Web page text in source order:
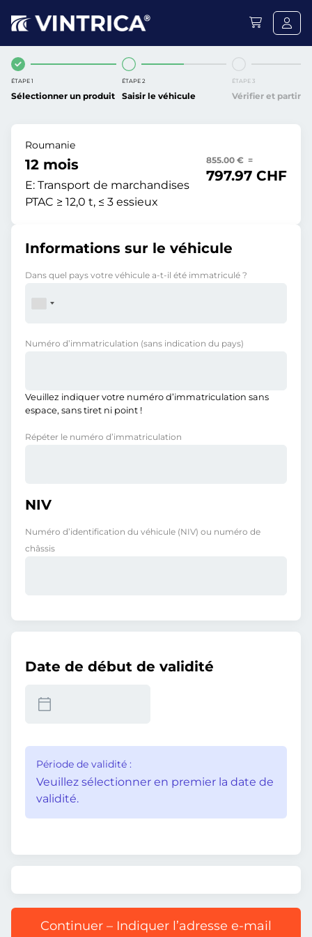
ÉTAPE 1
Sélectionner un produit
ÉTAPE 2
Saisir le véhicule
ÉTAPE 3
Vérifier et partir
Roumanie
12 mois
E: Transport de marchandises
PTAC ≥ 12,0 t, ≤ 3 essieux
855.00 € =
797.97 CHF
Informations sur le véhicule
Dans quel pays votre véhicule a-t-il été immatriculé ?
Numéro d’immatriculation (sans indication du pays)
Veuillez indiquer votre numéro d’immatriculation sans
espace, sans tiret ni point !
Répéter le numéro d’immatriculation
NIV
Numéro d’identification du véhicule (NIV) ou numéro de
châssis
Date de début de validité
Période de validité :
Veuillez sélectionner en premier la date de
validité.
Continuer – Indiquer l’adresse e-mail